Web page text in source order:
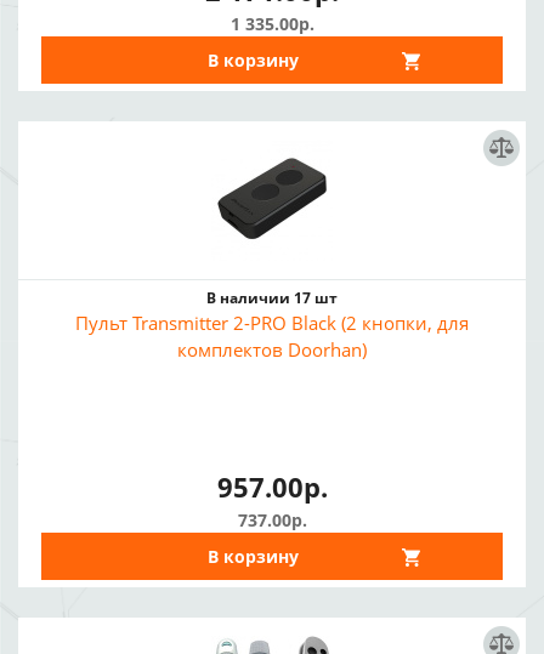
1 335.00р.
В корзину
В наличии 17 шт
Пульт Transmitter 2-PRO Black (2 кнопки, для
комплектов Doorhan)
957.00р.
737.00р.
В корзину